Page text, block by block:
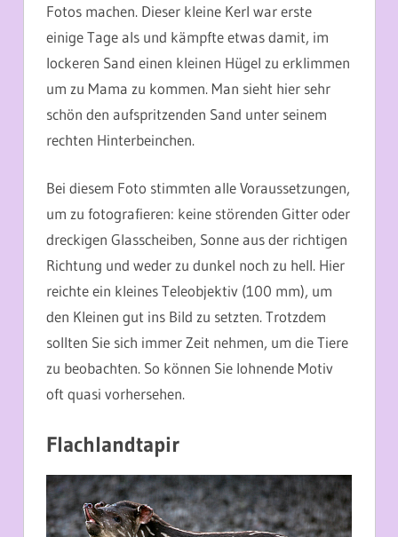
Fotos machen. Dieser kleine Kerl war erste
einige Tage als und kämpfte etwas damit, im
lockeren Sand einen kleinen Hügel zu erklimmen
um zu Mama zu kommen. Man sieht hier sehr
schön den aufspritzenden Sand unter seinem
rechten Hinterbeinchen.
Bei diesem Foto stimmten alle Voraussetzungen,
um zu fotografieren: keine störenden Gitter oder
dreckigen Glasscheiben, Sonne aus der richtigen
Richtung und weder zu dunkel noch zu hell. Hier
reichte ein kleines Teleobjektiv (100 mm), um
den Kleinen gut ins Bild zu setzten. Trotzdem
sollten Sie sich immer Zeit nehmen, um die Tiere
zu beobachten. So können Sie lohnende Motiv
oft quasi vorhersehen.
Flachlandtapir